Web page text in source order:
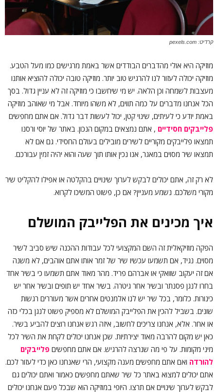
קרדיט: pexels.com
מוזיקה היא אולי מהדברים הבודדים אשר באמת מרגישים כמו מעל הטבע.
מוזיקה יכולה לעזור לנו להרגיש טוב יותר. מוזיקה טובה יכולה להוציא אותנו
מעצבות לשמחה וכן הלאה. יש מי שיחשבו כי מוזיקה זה לא עניין גדול. בסך
הכל אנחנו מדברים על כמה תווים, לא משהו מיוחד. אבל מי שאוהב מוזיקה
באמת יודע כי לעיתים, שינוי קטן, יכול לעשות דבר גדול. אם אתם מחפשים
פלייבקים חסידיים , אתם נמצאים במקום הנכון. באתר של יוסי ורסנו
תמצאו פלייבקים מקוריים לשירים מובילים בעולם החסידי. גם אם לא
תמצאו שיר מסוים במאגר, אנו נכין אותו תוך שעה והוא יהיה זמין עבורכם.
לא רק זה, אתם יכולים לבקש לערוך שינויים בהקלטה או אפילו להקליט שיר
מקורי משלכם. נשמע מעניין? אם כן, פשוט המשיכו לקרוא.
איך מכינים את הפלייבק המושלם
הפקה מוזיקאלית זה השם המקצועי לכל עבודות ההכנה שיש סביב לשיר
מסוים. נגיד, אם תשמעו עכשיו שיר של זמר אותו אתם אוהבים, לא משנה
אם זה יעקוב שוואקי או אברהם פריד. מהר מאוד אתם תשמעו כי בשיר אחד
בחרו לנגן פסנתר ובשיר אחר גיטרה. בשיר אחד יש תופים ובשיר אחר יש
כינורות. כלומר, בכל שיר יש לנו אלמנטים אחרים אשר מעוררים רגשות
שונים. בשביל להכין את הפלייבק המושלם לא מספיק פשוט לנגן בכלי כזה
או אחר. אלא, אנחנו צריכים לחשוב, איזה רגש אנחנו רוצים להביע בשיר.
כאן יש מקום להרבה מאוד יצירתיות. שכן אנחנו יכולים לקחת את השיר לכל
מיני מקומות. על פי מה שנרצה להרגיש. אם אתם מחפשים פלייבקים
להורדה ואם אתם מחפשים מענה מקצועי, הרי שאנחנו כאן כדי לעזור לכם.
אתם יכולים למצוא באתר כל שיר שאתם מחפשים כאמור ואתם יכולים גם
לבקש לערוך שינויים אם תרצו. היופי במוזיקה הוא שבכל פעם אנחנו יכולים